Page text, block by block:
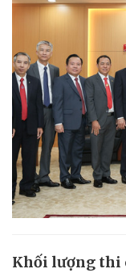
Khối lượng thi